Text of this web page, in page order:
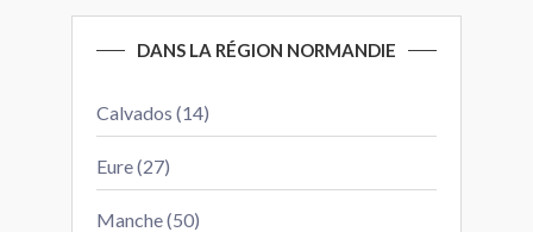
DANS LA RÉGION NORMANDIE
Calvados (14)
Eure (27)
Manche (50)